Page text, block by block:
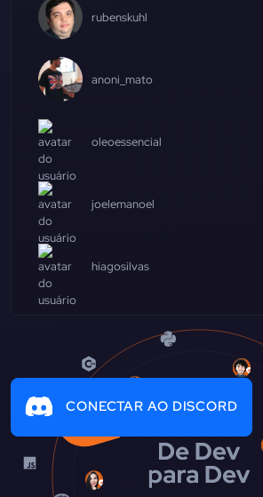
rubenskuhl
anoni_mato
oleoessencial
joelemanoel
hiagosilvas
CONECTAR AO DISCORD